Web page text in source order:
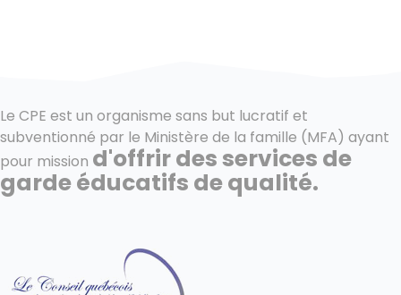
Le CPE est un organisme sans but lucratif et
subventionné par le Ministère de la famille (MFA) ayant
pour mission d'offrir des services de
garde éducatifs de qualité.